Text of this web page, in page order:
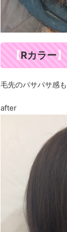
【Rカラー
毛先のパサパサ感
after